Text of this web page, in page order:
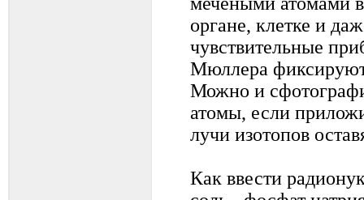
органе, клетке и
чувствительные
Мюллера
Можно и
атомы, если
лучи изотопов
Как ввести